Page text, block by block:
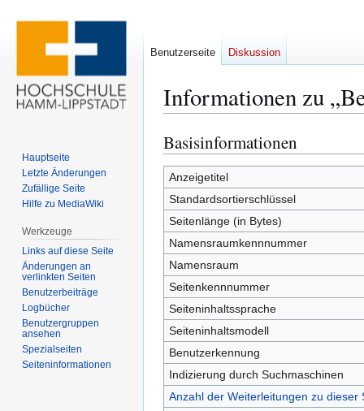
Informationen zu
Zur
Navigation
springen
Zur
Suche
springen
Basisinformationen
Anzeigetitel
Standardsortierschlüssel
Seitenlänge (in Bytes)
Namensraumkennnummer
Namensraum
Seitenkennnummer
Seiteninhaltssprache
Seiteninhaltsmodell
Benutzerkennung
Indizierung durch Suchmaschinen
Anzahl der Weiterleitungen zu dieser
Benutzerseite Diskussion
Hauptseite
Letzte Änderungen
Zufällige Seite
Hilfe zu MediaWiki
Werkzeuge
Links auf diese Seite
Änderungen an
verlinkten Seiten
Benutzerbeiträge
Logbücher
Benutzergruppen
ansehen
Spezialseiten
Seiten­­informationen